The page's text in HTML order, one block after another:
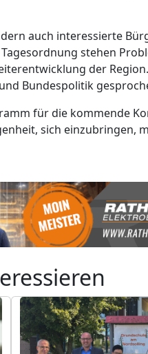
auch interessierte
stehen
der
Bundespolitik
für die kommende
sich einzubringen,